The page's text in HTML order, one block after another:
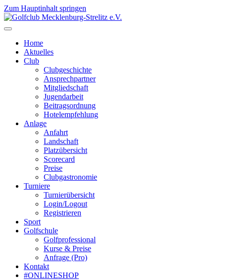
Zum Hauptinhalt springen
Home
Aktuelles
Club
Clubgeschichte
Ansprechpartner
Mitgliedschaft
Jugendarbeit
Beitragsordnung
Hotelempfehlung
Anlage
Anfahrt
Landschaft
Platzübersicht
Scorecard
Preise
Clubgastronomie
Turniere
Turnierübersicht
Login/Logout
Registrieren
Sport
Golfschule
Golfprofessional
Kurse & Preise
Anfrage (Pro)
Kontakt
#ONLINESHOP